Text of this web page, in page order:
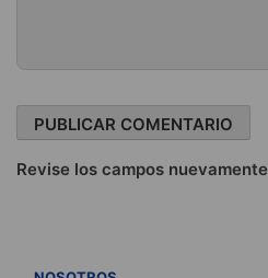
Revise los campos nuevamente